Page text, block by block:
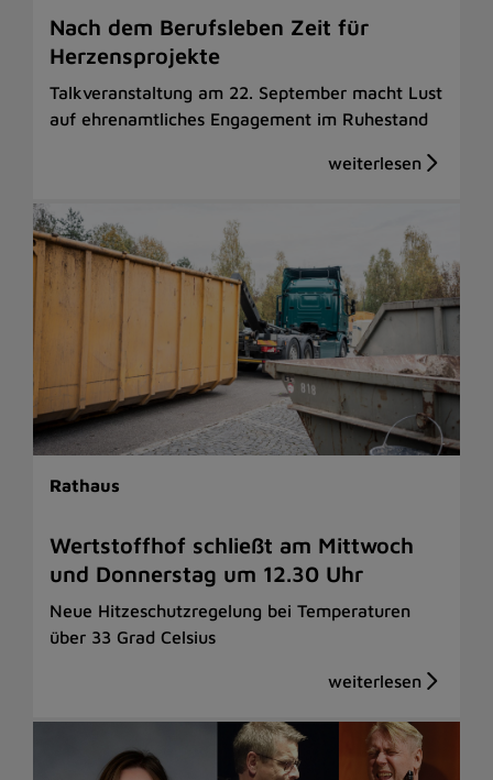
Nach dem Berufsleben Zeit für
Herzensprojekte
Talkveranstaltung am 22. September macht Lust
auf ehrenamtliches Engagement im Ruhestand
Rathaus
Wertstoffhof schließt am Mittwoch
und Donnerstag um 12.30 Uhr
Neue Hitzeschutzregelung bei Temperaturen
über 33 Grad Celsius